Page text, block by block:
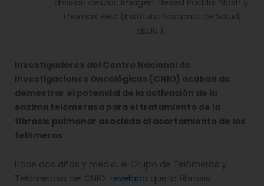
división celular. Imagen: Hesed Padilla-Nash y
Thomas Ried (Instituto Nacional de Salud,
EE.UU.).
Investigadores del Centro Nacional de
Investigaciones Oncológicas (CNIO) acaban de
demostrar el potencial de la activación de la
enzima telomerasa para el tratamiento de la
fibrosis pulmonar asociada al acortamiento de los
telómeros.
Hace dos años y medio, el Grupo de Telómeros y
Telomerasa del CNIO revelaba que la fibrosis